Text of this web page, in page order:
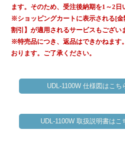
ます。そのため、受注後納期を1～2日
※ショッピングカートに表示される[
割引】が適用されるサービスもござい
※特売品につき、返品はできかねます
おります。ご了承ください。
UDL-1100W 仕様図はこち
UDL-1100W 取扱説明書はこ